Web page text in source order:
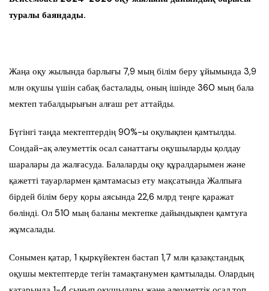
туралы баяндады.
Жаңа оқу жылында барлығы 7,9 мың білім беру ұйымында 3,9
млн оқушы үшін сабақ басталады, оның ішінде 360 мың бала
мектеп табалдырығын алғаш рет аттайды.
Бүгінгі таңда мектептердің 90%-ы оқулықпен қамтылды.
Сондай-ақ әлеуметтік осал санаттағы оқушыларды қолдау
шаралары да жалғасуда. Балаларды оқу құралдарымен және
қажетті тауарлармен қамтамасыз ету мақсатында Жалпыға
бірдей білім беру қоры аясында 22,6 млрд теңге қаражат
бөлінді. Ол 510 мың баланы мектепке дайындықпен қамтуға
жұмсалады.
Сонымен қатар, 1 қыркүйектен бастап 1,7 млн қазақстандық
оқушы мектептерде тегін тамақтанумен қамтылады. Олардың